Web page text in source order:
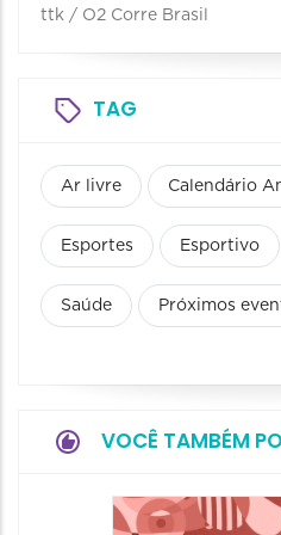
ttk / O2 Corre Brasil
TAG
Ar livre Calendário
Esportes Esportivo
Saúde Próximos
VOCÊ TAMBÉM